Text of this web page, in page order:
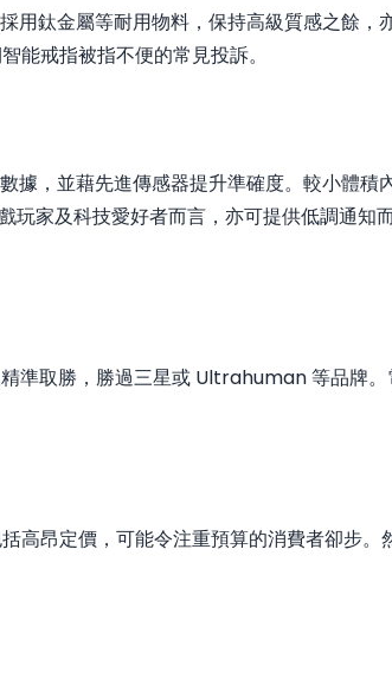
用鈦金屬等耐用物料，保持高級質感之餘，
戒指被指不便的常見投訴。
據，並藉先進傳感器提升準確度。較小體積
家及科技愛好者而言，亦可提供低調通知
準取勝，勝過三星或 Ultrahuman 等品牌
高昂定價，可能令注重預算的消費者卻步。